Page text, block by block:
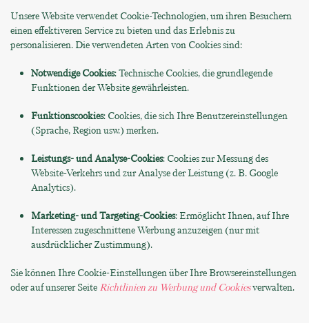
Unsere Website verwendet Cookie-Technologien, um ihren Besuchern
einen effektiveren Service zu bieten und das Erlebnis zu
personalisieren. Die verwendeten Arten von Cookies sind:
Notwendige Cookies: Technische Cookies, die grundlegende
Funktionen der Website gewährleisten.
Funktionscookies: Cookies, die sich Ihre Benutzereinstellungen
(Sprache, Region usw.) merken.
Leistungs- und Analyse-Cookies: Cookies zur Messung des
Website-Verkehrs und zur Analyse der Leistung (z. B. Google
Analytics).
Marketing- und Targeting-Cookies: Ermöglicht Ihnen, auf Ihre
Interessen zugeschnittene Werbung anzuzeigen (nur mit
ausdrücklicher Zustimmung).
Sie können Ihre Cookie-Einstellungen über Ihre Browsereinstellungen
oder auf unserer Seite Richtlinien zu Werbung und Cookiesverwalten.